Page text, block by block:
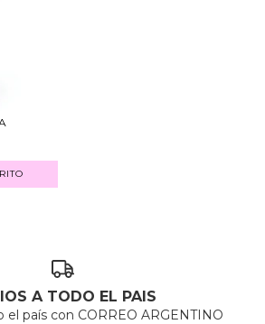
A TODO EL PAIS
el país con CORREO ARGENTINO